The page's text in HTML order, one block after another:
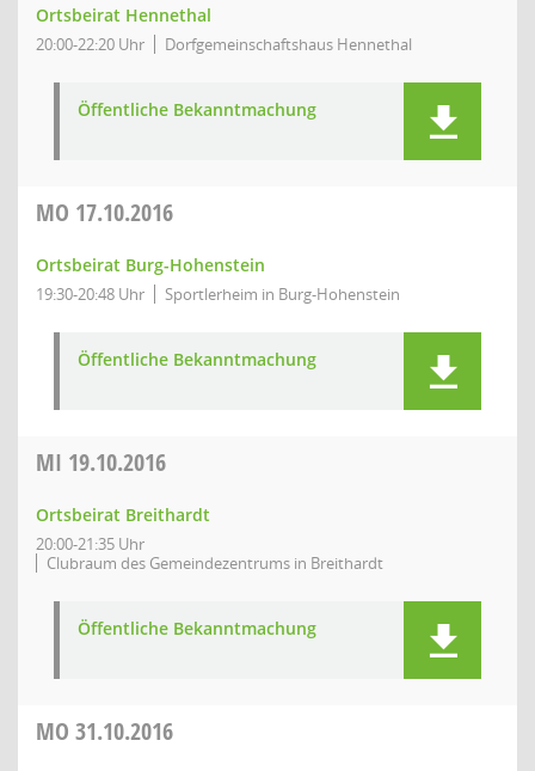
Ortsbeirat Hennethal
20:00-22:20 Uhr Dorfgemeinschaftshaus Hennethal
Öffentliche Bekanntmachung
MO 17.10.2016
Ortsbeirat Burg-Hohenstein
19:30-20:48 Uhr Sportlerheim in Burg-Hohenstein
Öffentliche Bekanntmachung
MI 19.10.2016
Ortsbeirat Breithardt
20:00-21:35 Uhr
Clubraum des Gemeindezentrums in Breithardt
Öffentliche Bekanntmachung
MO 31.10.2016